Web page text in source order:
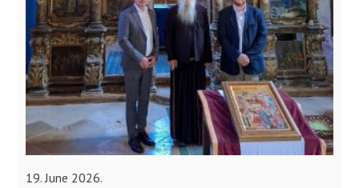
19. June 2026.